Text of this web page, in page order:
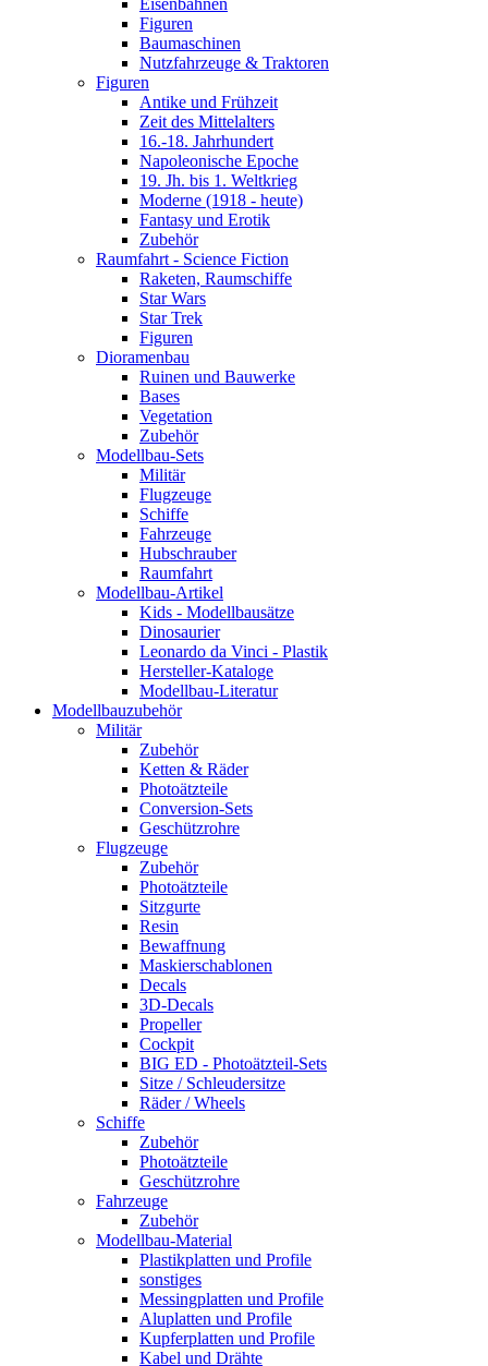
Eisenbahnen
Figuren
Baumaschinen
Nutzfahrzeuge & Traktoren
Figuren
Antike und Frühzeit
Zeit des Mittelalters
16.-18. Jahrhundert
Napoleonische Epoche
19. Jh. bis 1. Weltkrieg
Moderne (1918 - heute)
Fantasy und Erotik
Zubehör
Raumfahrt - Science Fiction
Raketen, Raumschiffe
Star Wars
Star Trek
Figuren
Dioramenbau
Ruinen und Bauwerke
Bases
Vegetation
Zubehör
Modellbau-Sets
Militär
Flugzeuge
Schiffe
Fahrzeuge
Hubschrauber
Raumfahrt
Modellbau-Artikel
Kids - Modellbausätze
Dinosaurier
Leonardo da Vinci - Plastik
Hersteller-Kataloge
Modellbau-Literatur
Modellbauzubehör
Militär
Zubehör
Ketten & Räder
Photoätzteile
Conversion-Sets
Geschützrohre
Flugzeuge
Zubehör
Photoätzteile
Sitzgurte
Resin
Bewaffnung
Maskierschablonen
Decals
3D-Decals
Propeller
Cockpit
BIG ED - Photoätzteil-Sets
Sitze / Schleudersitze
Räder / Wheels
Schiffe
Zubehör
Photoätzteile
Geschützrohre
Fahrzeuge
Zubehör
Modellbau-Material
Plastikplatten und Profile
sonstiges
Messingplatten und Profile
Aluplatten und Profile
Kupferplatten und Profile
Kabel und Drähte